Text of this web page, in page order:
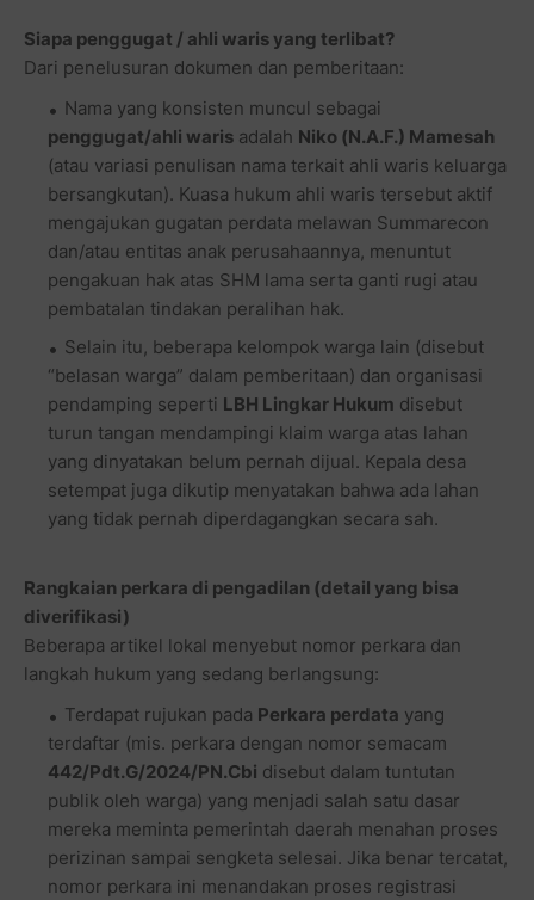
Siapa penggugat / ahli waris yang terlibat?
Dari penelusuran dokumen dan pemberitaan:
Nama yang konsisten muncul sebagai
penggugat/ahli waris adalah Niko (N.A.F.) Mamesah
(atau variasi penulisan nama terkait ahli waris keluarga
bersangkutan). Kuasa hukum ahli waris tersebut aktif
mengajukan gugatan perdata melawan Summarecon
dan/atau entitas anak perusahaannya, menuntut
pengakuan hak atas SHM lama serta ganti rugi atau
pembatalan tindakan peralihan hak.
Selain itu, beberapa kelompok warga lain (disebut
“belasan warga” dalam pemberitaan) dan organisasi
pendamping seperti LBH Lingkar Hukum disebut
turun tangan mendampingi klaim warga atas lahan
yang dinyatakan belum pernah dijual. Kepala desa
setempat juga dikutip menyatakan bahwa ada lahan
yang tidak pernah diperdagangkan secara sah.
Rangkaian perkara di pengadilan (detail yang bisa
diverifikasi)
Beberapa artikel lokal menyebut nomor perkara dan
langkah hukum yang sedang berlangsung:
Terdapat rujukan pada Perkara perdata yang
terdaftar (mis. perkara dengan nomor semacam
442/Pdt.G/2024/PN.Cbi disebut dalam tuntutan
publik oleh warga) yang menjadi salah satu dasar
mereka meminta pemerintah daerah menahan proses
perizinan sampai sengketa selesai. Jika benar tercatat,
nomor perkara ini menandakan proses registrasi